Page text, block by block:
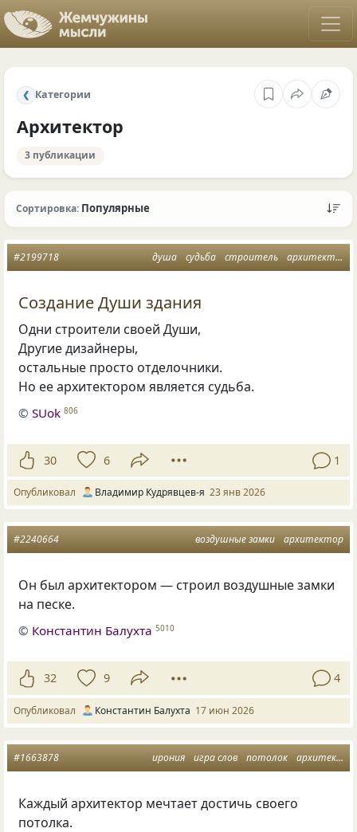
❮ Категории
Архитектор
3 публикации
Сортировка: Популярные
душа судьба строитель архитектор
#2199718
Создание Души здания
Одни строители своей Души,
Другие дизайнеры,
остальные просто отделочники.
Но ее архитектором является судьба.
©SUok 806
30 6 1
Опубликовал Владимир Кудрявцев-я 23 янв 2026
воздушные замки архитектор
#2240664
Он был архитектором — строил воздушные замки
на песке.
© Константин Балухта 5010
32 9 4
Опубликовал Константин Балухта 17 июн 2026
ирония игра слов потолок архитектор
#1663878
Каждый архитектор мечтает достичь своего
потолка.